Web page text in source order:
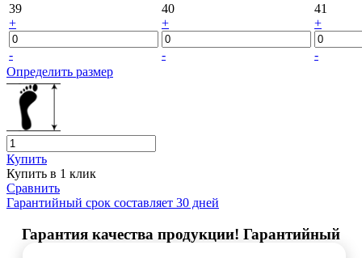
39
+
-
40
+
-
41
+
-
Определить размер
Купить
Купить в 1 клик
Сравнить
Гарантийный срок составляет 30 дней
Гарантия качества продукции! Гарантийный